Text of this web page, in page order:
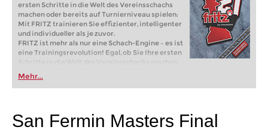
ersten Schritte in die Welt des Vereinsschachs
machen oder bereits auf Turnierniveau spielen:
Mit FRITZ trainieren Sie effizienter, intelligenter
und individueller als je zuvor.
FRITZ ist mehr als nur eine Schach-Engine – es ist
eine Trainingsrevolution! Egal, ob Sie Ihre ersten
Schritte in die Welt des Vereinsschachs machen
oder bereits auf Turnierniveau spielen: Mit
FRITZ trainieren Sie effizienter, intelligenter und
individueller als je zuvor.
Mehr...
San Fermin Masters Final